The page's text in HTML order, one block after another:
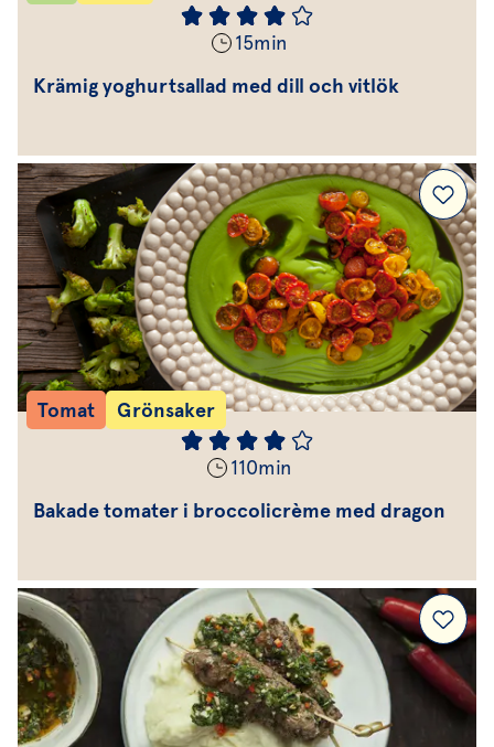
15min
Krämig yoghurtsallad med dill och vitlök
Tomat Grönsaker
110min
Bakade tomater i broccolicrème med dragon